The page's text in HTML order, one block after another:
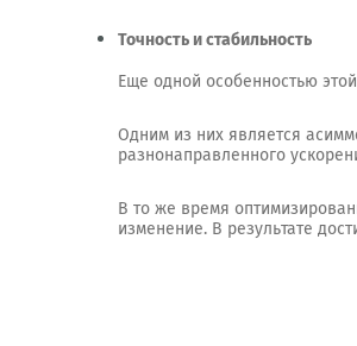
Точность и стабильность
Еще одной особенностью
Одним из них является
разнонаправленного
В то же время
изменение. В результате